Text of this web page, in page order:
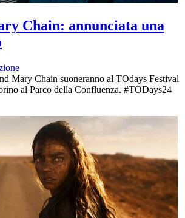
Chain: annunciata una
Mary Chain suoneranno al TOdays Festival
al Parco della Confluenza. #TODays24